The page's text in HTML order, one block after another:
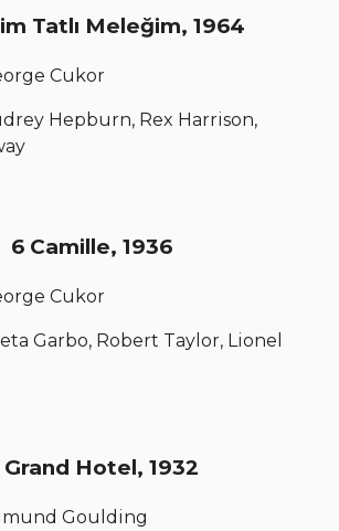
Tatlı Meleğim, 1964
Cukor
Hepburn, Rex Harrison,
6 Camille, 1936
Cukor
Garbo, Robert Taylor, Lionel
Grand Hotel, 1932
Goulding